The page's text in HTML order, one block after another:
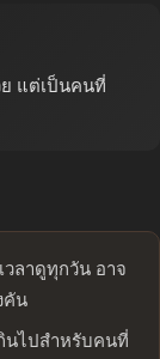
แต่เป็นคนที่
ลาดูทุกวัน อาจ
คัน
นไปสำหรับคนที่